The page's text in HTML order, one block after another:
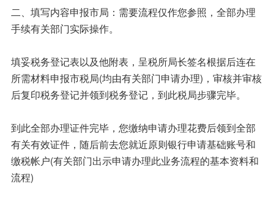
二、填写内容申报市局：需要流程仅作您参照，全部办理
手续有关部门实际操作。
填妥税务登记表以及他附表，呈税所局长签名根据后连在
所需材料申报市税局(均由有关部门申请办理)，审核并审核
后复印税务登记并领到税务登记，到此税局步骤完毕。
到此全部办理证件完毕，您缴纳申请办理花费后领到全部
有关有效证件，随后前去您就近原则银行申请基础账号和
缴税帐户(有关部门出示申请办理此业务流程的基本资料和
流程)